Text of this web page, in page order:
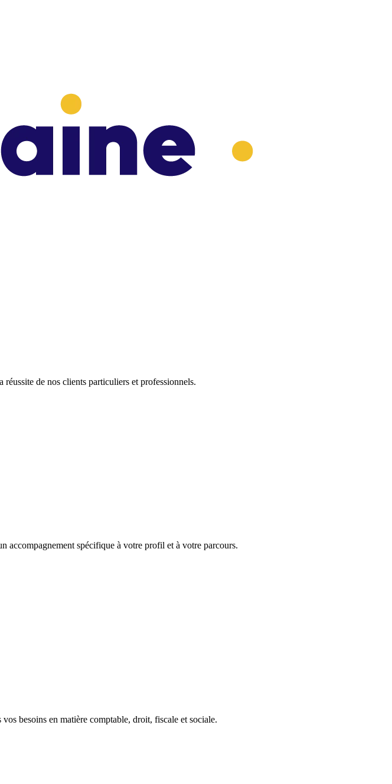
réussite de nos clients particuliers et professionnels.
accompagnement spécifique à votre profil et à votre parcours.
besoins en matière comptable, droit, fiscale et sociale.